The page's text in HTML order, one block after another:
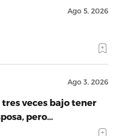
Ago 5, 2026
Ago 3, 2026
tres veces bajo tener
pero…